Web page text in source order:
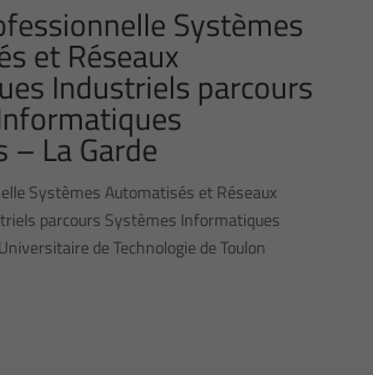
Systèmes
et Réseaux
Industriels parcours
– La Garde
Systèmes Automatisés et Réseaux
parcours Systèmes Informatiques
de Technologie de Toulon